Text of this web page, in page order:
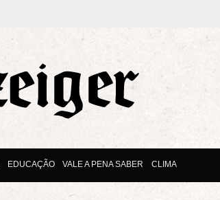
EDUCAÇÃO VALE A PENA SABER CLIMA